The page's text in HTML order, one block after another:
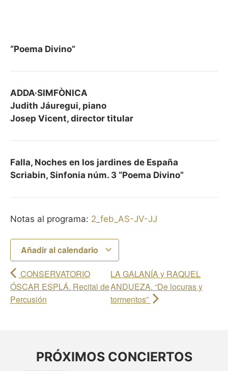
“Poema Divino”
ADDA·SIMFÒNICA
Judith Jáuregui, piano
Josep Vicent, director titular
Falla, Noches en los jardines de España
Scriabin, Sinfonia núm. 3 “Poema Divino”
Notas al programa: 2_feb_AS-JV-JJ
Añadir al calendario
CONSERVATORIO
ÓSCAR ESPLÁ. Recital de
Percusión
LA GALANÍA y RAQUEL
ANDUEZA. “De locuras y
tormentos”
PRÓXIMOS CONCIERTOS